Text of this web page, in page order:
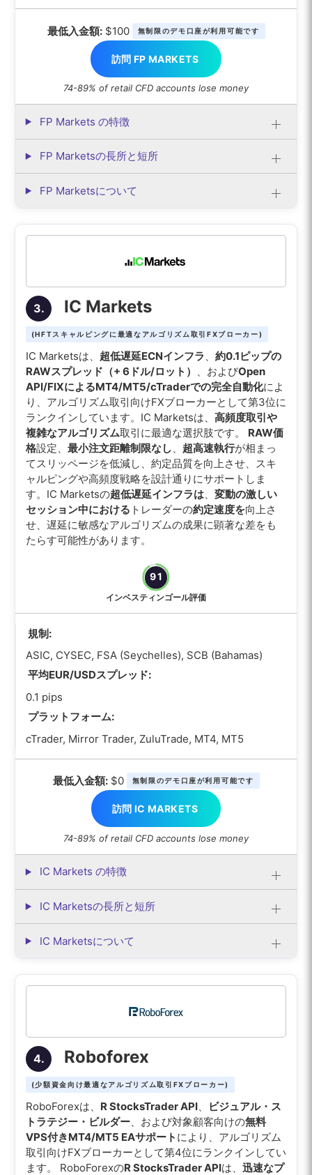
最低入金額:$100 無制限のデモ口座が利用可能です
訪問 FP MARKETS
74-89% of retail CFD accounts lose money
FP Markets の特徴
FP Marketsの長所と短所
FP Marketsについて
3. IC Markets
(HFTスキャルピングに最適なアルゴリズム取引FXブローカー)
IC Marketsは、 超低遅延ECNインフラ
約0.1ピップの
RAWスプレッド（+ 6ドル/ロット）
、およびOpen
API/FIXによるMT4/MT5/cTraderでの完全自動化によ
り、アルゴリズム取引向けFXブローカーとして第3位に
ランクインしています。IC Marketsは、 高頻度取引や
複雑なアルゴリズム取引に最適な選択肢です。 RAW価
格設定、 最小注文距離制限なし 超高速執行が相まっ
てスリッページを低減し、約定品質を向上させ、スキ
ャルピングや高頻度戦略を設計通りにサポートしま
す。IC Marketsの超低遅延インフラは、 変動の激しい
セッション中における トレーダーの約定速度を向上さ
せ、遅延に敏感なアルゴリズムの成果に顕著な差をも
たらす可能性があります。
91
インベスティンゴール評価
規制:
ASIC, CYSEC, FSA (Seychelles), SCB (Bahamas)
平均EUR/USDスプレッド:
0.1 pips
プラットフォーム:
cTrader, Mirror Trader, ZuluTrade, MT4, MT5
最低入金額:$0 無制限のデモ口座が利用可能です
訪問 IC MARKETS
74-89% of retail CFD accounts lose money
IC Markets の特徴
IC Marketsの長所と短所
IC Marketsについて
4. Roboforex
(少額資金向け最適なアルゴリズム取引FXブローカー)
RoboForexは、 R StocksTrader API、
ビジュアル・ス
トラテジー・ビルダー、および対象顧客向けの無料
VPS付きMT4/MT5 EAサポート により、アルゴリズム
取引向けFXブローカーとして第4位にランクインしてい
ます。 RoboForexのR StocksTrader APIは、 迅速なプ